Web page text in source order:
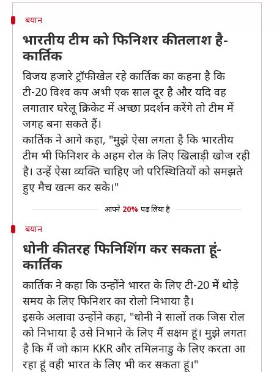
बयान
भारतीय टीम को फिनिशर की तलाश है-
कार्तिक
विजय हजारे ट्रॉफी खेल रहे कार्तिक का कहना है कि
टी-20 विश्व कप अभी एक साल दूर है और यदि वह
लगातार घरेलू क्रिकेट में अच्छा प्रदर्शन करेंगे तो टीम में
जगह बना सकते हैं।
कार्तिक ने आगे कहा, "मुझे ऐसा लगता है कि भारतीय
टीम भी फिनिशर के अहम रोल के लिए खिलाड़ी खोज रही
है। उन्हें ऐसा व्यक्ति चाहिए जो परिस्थितियों को समझते
हुए मैच खत्म कर सके।"
आपने 20% पढ़ लिया है
बयान
धोनी की तरह फिनिशिंग कर सकता हूं-
कार्तिक
कार्तिक ने कहा कि उन्होंने भारत के लिए टी-20 मेें थोड़े
समय के लिए फिनिशर का रोलो निभाया है।
इसके अलावा उन्होंने कहा, "धोनी ने सालों तक जिस रोल
को निभाया है उसे निभाने के लिए मैं सक्षम हूं। मुझे लगता
है कि मैं जो काम KKR और तमिलनाडु के लिए करता आ
रहा हूं वही भारत के लिए भी कर सकता हूं।"